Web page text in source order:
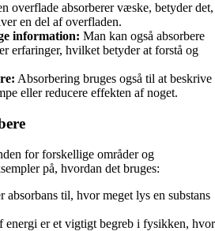
overflade absorberer væske, betyder det,
en del af overfladen.
information: Man kan også absorbere
erfaringer, hvilket betyder at forstå og
Absorbering bruges også til at beskrive
eller reducere effekten af noget.
for forskellige områder og
på, hvordan det bruges:
absorbans til, hvor meget lys en substans
energi er et vigtigt begreb i fysikken, hvor